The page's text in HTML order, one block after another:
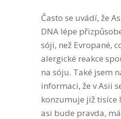
Často se uvádí, že
DNA lépe
sóji, než Evropané,
alergické reakce
na sóju. Také jsem
informaci, že v Asii
konzumuje již tisíce
asi bude pravda,